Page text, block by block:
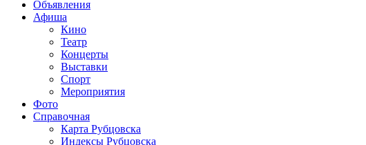
Объявления
Афиша
Кино
Театр
Концерты
Выставки
Спорт
Мероприятия
Фото
Справочная
Карта Рубцовска
Индексы Рубцовска